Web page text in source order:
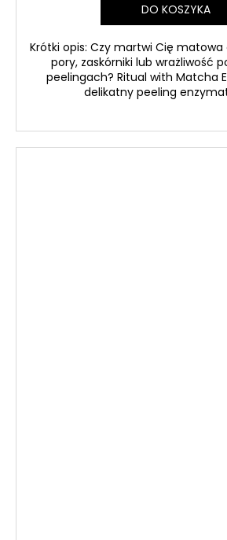
DO KOSZYKA
Krótki opis: Czy martwi Cię matowa
pory, zaskórniki lub wrażliwość
peelingach? Ritual with Matcha
delikatny peeling